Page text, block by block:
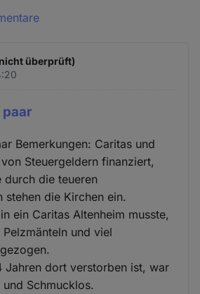
überprüft)
paar
Bemerkungen: Caritas und
Steuergeldern finanziert,
durch die teueren
stehen die Kirchen ein.
ein Caritas Altenheim musste,
und viel
Jahren dort verstorben ist, war
Schmucklos.